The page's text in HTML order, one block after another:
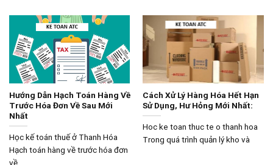
Hướng Dẫn Hạch Toán Hàng Về
Trước Hóa Đơn Về Sau Mới
Nhất
Học kế toán thuế ở Thanh Hóa
Hạch toán hàng về trước hóa đơn
về
Cách Xử Lý Hàng Hóa Hết Hạn
Sử Dụng, Hư Hỏng Mới Nhất:
Hoc ke toan thuc te o thanh hoa
Trong quá trình quản lý kho và